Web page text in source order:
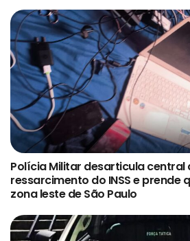
Polícia Militar desarticula central
ressarcimento do INSS e prende
zona leste de São Paulo